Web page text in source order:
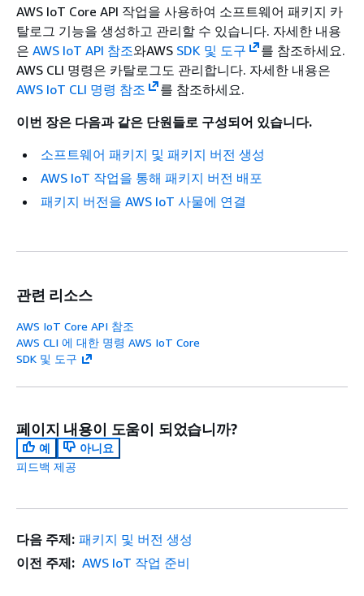
AWS IoT Core API 작업을 사용하여 소프트웨어 패키지 카
탈로그 기능을 생성하고 관리할 수 있습니다. 자세한 내용
은 AWS IoT API 참조와AWS SDK 및 도구
를 참조하세요.
AWS CLI 명령은 카탈로그도 관리합니다. 자세한 내용은
AWS IoT CLI 명령 참조
를 참조하세요.
이번 장은 다음과 같은 단원들로 구성되어 있습니다.
소프트웨어 패키지 및 패키지 버전 생성
AWS IoT 작업을 통해 패키지 버전 배포
패키지 버전을 AWS IoT 사물에 연결
관련 리소스
AWS IoT Core API 참조
AWS CLI 에 대한 명령 AWS IoT Core
SDK 및 도구
페이지 내용이 도움이 되었습니까?
예
아니요
피드백 제공
다음 주제: 패키지 및 버전 생성
이전 주제: AWS IoT 작업 준비